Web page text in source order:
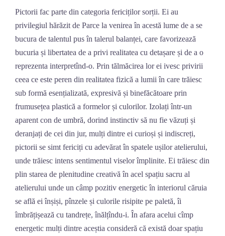
Pictorii fac parte din categoria fericiților sorții. Ei au
privilegiul hărăzit de Parce la venirea în acestă lume de a se
bucura de talentul pus în talerul balanței, care favorizează
bucuria și libertatea de a privi realitatea cu detașare și de a o
reprezenta interpretînd-o. Prin tălmăcirea lor ei ivesc privirii
ceea ce este peren din realitatea fizică a lumii în care trăiesc
sub formă esențializată, expresivă și binefăcătoare prin
frumusețea plastică a formelor și culorilor. Izolați într-un
aparent con de umbră, dorind instinctiv să nu fie văzuți și
deranjați de cei din jur, mulți dintre ei curioși și indiscreți,
pictorii se simt fericiți cu adevărat în spatele ușilor atelierului,
unde trăiesc intens sentimentul viselor împlinite. Ei trăiesc din
plin starea de plenitudine creativă în acel spațiu sacru al
atelierului unde un câmp pozitiv energetic în interiorul căruia
se află ei înșiși, pînzele și culorile risipite pe paletă, îi
îmbrățișează cu tandrețe, înălțîndu-i. În afara acelui cîmp
energetic mulți dintre aceștia consideră că există doar spațiu